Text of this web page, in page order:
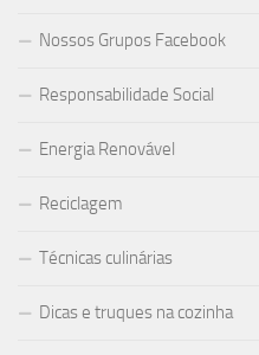
Nossos Grupos Facebook
Responsabilidade Social
Energia Renovável
Reciclagem
Técnicas culinárias
Dicas e truques na cozinha